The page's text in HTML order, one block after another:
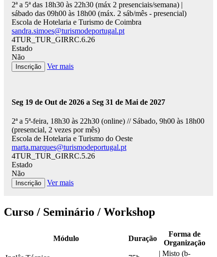
2ª a 5ª das 18h30 às 22h30 (máx 2 presenciais/semana) |
sábado das 09h00 às 18h00 (máx. 2 sáb/mês - presencial)
Escola de Hotelaria e Turismo de Coimbra
sandra.simoes@turismodeportugal.pt
4TUR_TUR_GIRRC.6.26
Estado
Não
Inscrição Ver mais
Seg 19 de Out de 2026 a Seg 31 de Mai de 2027
2ª a 5ª-feira, 18h30 às 22h30 (online) // Sábado, 9h00 às 18h00
(presencial, 2 vezes por mês)
Escola de Hotelaria e Turismo do Oeste
marta.marques@turismodeportugal.pt
4TUR_TUR_GIRRC.5.26
Estado
Não
Inscrição Ver mais
Curso / Seminário / Workshop
Módulo Duração
Forma de
Organização
| Misto (b-